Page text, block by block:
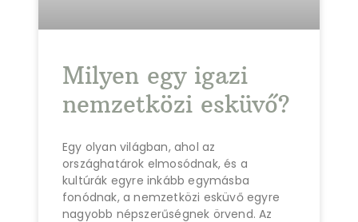
Milyen egy igazi
nemzetközi esküvő?
Egy olyan világban, ahol az
országhatárok elmosódnak, és a
kultúrák egyre inkább egymásba
fonódnak, a nemzetközi esküvő egyre
nagyobb népszerűségnek örvend. Az